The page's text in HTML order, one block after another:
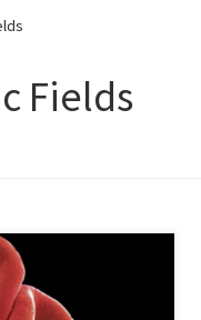
Fields
Gabriel. Sono 12
come David